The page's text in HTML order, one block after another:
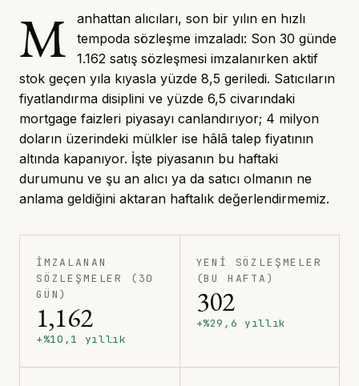
M
anhattan alıcıları, son bir yılın en hızlı
tempoda sözleşme imzaladı: Son 30 günde
1.162 satış sözleşmesi imzalanırken aktif
stok geçen yıla kıyasla yüzde 8,5 geriledi. Satıcıların
fiyatlandırma disiplini ve yüzde 6,5 civarındaki
mortgage faizleri piyasayı canlandırıyor; 4 milyon
doların üzerindeki mülkler ise hâlâ talep fiyatının
altında kapanıyor. İşte piyasanın bu haftaki
durumunu ve şu an alıcı ya da satıcı olmanın ne
anlama geldiğini aktaran haftalık değerlendirmemiz.
İMZALANAN
SÖZLEŞMELER (30
GÜN)
1,162
+%10,1 yıllık
YENI SÖZLEŞMELER
(BU HAFTA)
302
+%29,6 yıllık